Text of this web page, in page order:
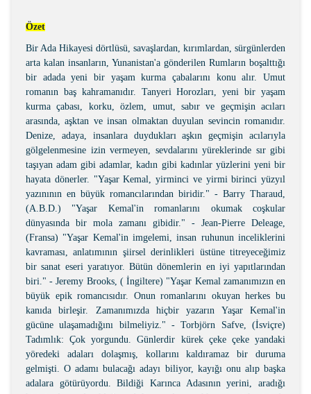
Özet
Bir Ada Hikayesi dörtlüsü, savaşlardan, kırımlardan, sürgünlerden
arta kalan insanların, Yunanistan'a gönderilen Rumların boşalttığı
bir adada yeni bir yaşam kurma çabalarını konu alır. Umut
romanın baş kahramanıdır. Tanyeri Horozları, yeni bir yaşam
kurma çabası, korku, özlem, umut, sabır ve geçmişin acıları
arasında, aşktan ve insan olmaktan duyulan sevincin romanıdır.
Denize, adaya, insanlara duydukları aşkın geçmişin acılarıyla
gölgelenmesine izin vermeyen, sevdalarını yüreklerinde sır gibi
taşıyan adam gibi adamlar, kadın gibi kadınlar yüzlerini yeni bir
hayata dönerler. "Yaşar Kemal, yirminci ve yirmi birinci yüzyıl
yazınının en büyük romancılarından biridir." - Barry Tharaud,
(A.B.D.) "Yaşar Kemal'in romanlarını okumak coşkular
dünyasında bir mola zamanı gibidir." - Jean-Pierre Deleage,
(Fransa) "Yaşar Kemal'in imgelemi, insan ruhunun inceliklerini
kavraması, anlatımının şiirsel derinlikleri üstüne titreyeceğimiz
bir sanat eseri yaratıyor. Bütün dönemlerin en iyi yapıtlarından
biri." - Jeremy Brooks, ( İngiltere) "Yaşar Kemal zamanımızın en
büyük epik romancısıdır. Onun romanlarını okuyan herkes bu
kanıda birleşir. Zamanımızda hiçbir yazarın Yaşar Kemal'in
gücüne ulaşamadığını bilmeliyiz." - Torbjörn Safve, (İsviçre)
Tadımlık: Çok yorgundu. Günlerdir kürek çeke çeke yandaki
yöredeki adaları dolaşmış, kollarını kaldıramaz bir duruma
gelmişti. O adamı bulacağı adayı biliyor, kayığı onu alıp başka
adalara götürüyordu. Bildiği Karınca Adasının yerini, aradığı